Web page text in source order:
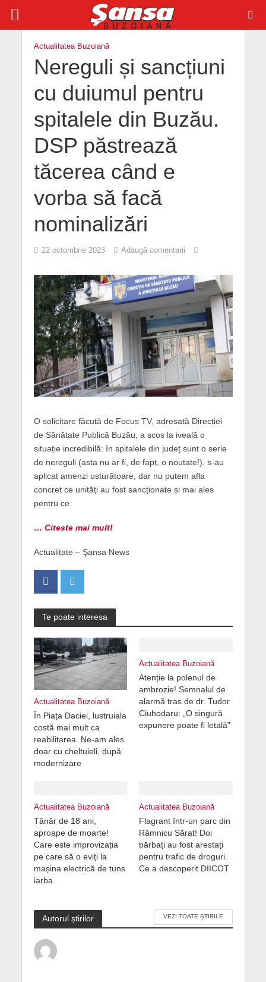
Actualitatea Buzoiană
Nereguli și sancțiuni
cu duiumul pentru
spitalele din Buzău.
DSP păstrează
tăcerea când e
vorba să facă
nominalizări
22 octombrie 2023 Adaugă comentarii
O solicitare făcută de Focus TV, adresată Direcției
de Sănătate Publică Buzău, a scos la iveală o
situație incredibilă: în spitalele din județ sunt o serie
de nereguli (asta nu ar fi, de fapt, o noutate!), s-au
aplicat amenzi usturătoare, dar nu putem afla
concret ce unități au fost sancționate și mai ales
pentru ce
… Citeste mai mult!
Actualitate – Şansa News
Te poate interesa
Actualitatea Buzoiană
În Piața Daciei, lustruiala
costă mai mult ca
reabilitarea. Ne-am ales
doar cu cheltuieli, după
modernizare
Actualitatea Buzoiană
Atenție la polenul de
ambrozie! Semnalul de
alarmă tras de dr. Tudor
Ciuhodaru: „O singură
expunere poate fi letală”
Actualitatea Buzoiană
Tânăr de 18 ani,
aproape de moarte!
Care este improvizația
pe care să o eviți la
mașina electrică de tuns
iarba
Actualitatea Buzoiană
Flagrant într-un parc din
Râmnicu Sărat! Doi
bărbați au fost arestați
pentru trafic de droguri.
Ce a descoperit DIICOT
Autorul știrilor VEZI TOATE ȘTIRILE